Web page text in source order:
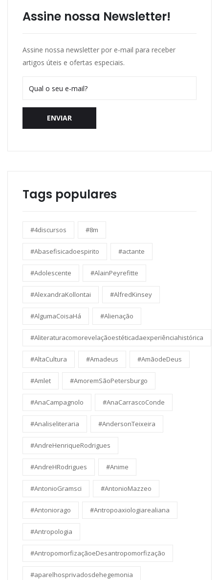
Assine nossa Newsletter!
Assine nossa newsletter por e-mail para receber
artigos úteis e ofertas especiais.
ENVIAR
Tags populares
#4discursos #8m
#Abasefisicadoespirito #actante
#Adolescente #AlainPeyrefitte
#AlexandraKollontai #AlfredKinsey
#AlgumaCoisaHá #Alienação
#Aliteraturacomorevelaçãoestéticadaexperiênciahistórica
#AltaCultura #Amadeus #AmãodeDeus
#Amlet #AmoremSãoPetersburgo
#AnaCampagnolo #AnaCarrascoConde
#Analiseliteraria #AndersonTeixeira
#AndreHenriqueRodrigues
#AndreHRodrigues #Anime
#AntonioGramsci #AntonioMazzeo
#Antoniorago #Antropoaxiologiarealiana
#Antropologia
#AntropomorfizaçãoeDesantropomorfização
#aparelhosprivadosdehegemonia